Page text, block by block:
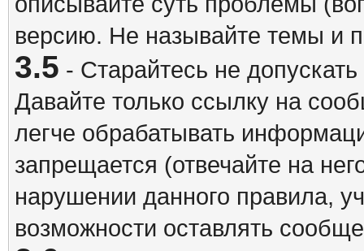
версию. Не называйте темы
3.5 - Старайтесь не
Давайте только ссылку на
легче обрабатывать
запрещается (отвечайте на
нарушении данного правила,
возможности оставлять